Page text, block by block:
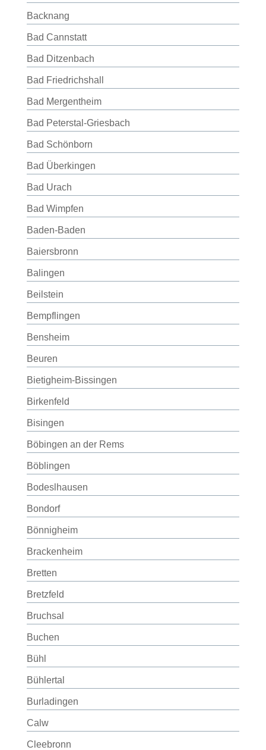
Backnang
Bad Cannstatt
Bad Ditzenbach
Bad Friedrichshall
Bad Mergentheim
Bad Peterstal-Griesbach
Bad Schönborn
Bad Überkingen
Bad Urach
Bad Wimpfen
Baden-Baden
Baiersbronn
Balingen
Beilstein
Bempflingen
Bensheim
Beuren
Bietigheim-Bissingen
Birkenfeld
Bisingen
Böbingen an der Rems
Böblingen
Bodeslhausen
Bondorf
Bönnigheim
Brackenheim
Bretten
Bretzfeld
Bruchsal
Buchen
Bühl
Bühlertal
Burladingen
Calw
Cleebronn